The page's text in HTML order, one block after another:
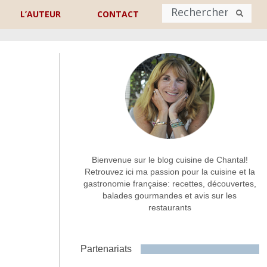
L’AUTEUR CONTACT
Nom
Commentaire ou message *
Bienvenue sur le blog cuisine de Chantal!
Retrouvez ici ma passion pour la cuisine et la
gastronomie française: recettes, découvertes,
balades gourmandes et avis sur les
restaurants
Partenariats